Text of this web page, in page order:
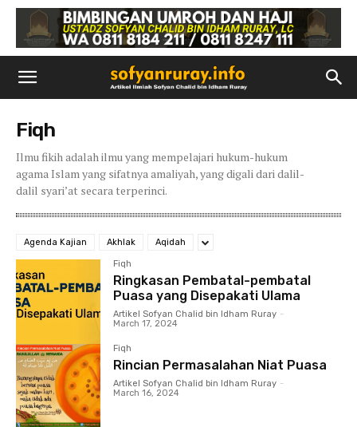
Fiqh
Ilmu fikih adalah ilmu yang mempelajari hukum-hukum
agama Islam yang sifatnya amaliyah, yang digali dari dalil-
dalil syari’at secara terperinci.
Agenda Kajian Akhlak Aqidah
Fiqh
Ringkasan Pembatal-pembatal
Puasa yang Disepakati Ulama
Artikel Sofyan Chalid bin Idham Ruray -
March 17, 2024
Fiqh
Rincian Permasalahan Niat Puasa
Artikel Sofyan Chalid bin Idham Ruray -
March 16, 2024